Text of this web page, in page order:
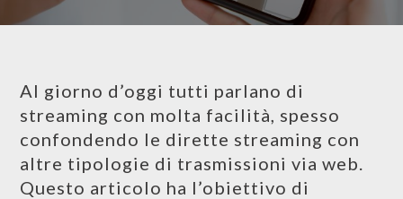
Al giorno d’oggi tutti parlano di
streaming con molta facilità, spesso
confondendo le dirette streaming con
altre tipologie di trasmissioni via web.
Questo articolo ha l’obiettivo di